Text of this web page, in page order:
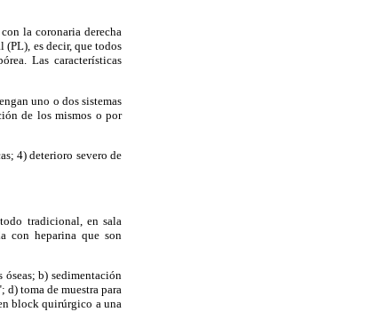
la coronaria derecha
es decir, que todos
Las características
uno o dos sistemas
de los mismos o por
4) deterioro severo de
tradicional, en sala
con heparina que son
b) sedimentación
toma de muestra para
block quirúrgico a una